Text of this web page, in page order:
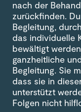
nach der
zurückfinden.
Begleitung,
das individuelle
bewältigt
ganzheitliche
Begleitung. Sie
dass sie in
unterstützt
Folgen nicht